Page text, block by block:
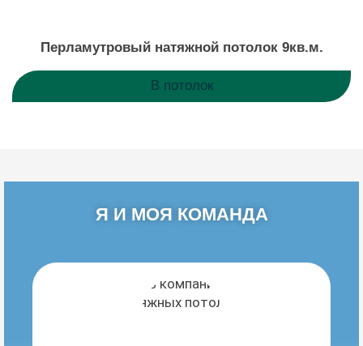
Перламутровый натяжной потолок 9кв.м.
В потолок
Я И МОЯ КОМАНДА